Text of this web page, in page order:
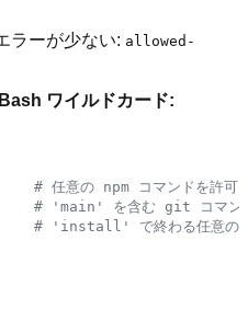
ラーが少ない: allowed-
ワイルドカード:
# 任意の npm コマンドを許可
# 'main' を含む git コマン
# 'install' で終わる任意のコ